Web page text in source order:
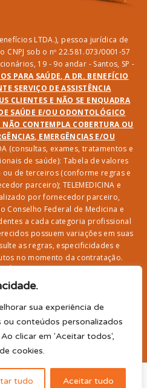
sua experiência de
ou conteúdos personalizados
clicar em 'Aceitar todos',
cookies.
tudo Aceitar tudo
LTDA.), pessoa jurídica de
sob o nº 22.581.073/0001-57
19 - 9o andar - Santos, SP -
PARA SAÚDE, A DR. BENEFÍCIO
SERVIÇO DE ASSISTÊNCIA
CLIENTES E NÃO SE ENQUADRA
SAÚDE E/OU ODONTOLÓGICO
CONTEMPLA COBERTURA OU
EMERGÊNCIAS E/OU
(consultas, exames, tratamentos e
de saúde): Tabela de valores
de terceiros (conforme regras e
parceiro); TELEMEDICINA e
por fornecedor parceiro,
Conselho Federal de Medicina e
a cada categoria profissional
possuem variações em suas
as regras, especificidades e
no momento da contratação.
SEGURO DE VIDA, ACIDENTES
FUNERAL 24H, ASSISTÊNCIA
Produto com registro SUSEP
SURA (CNPJ sob o nº
(titular) e carência de 60
os direitos reservados